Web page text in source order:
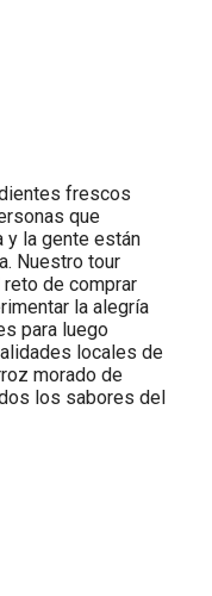
frescos
que
y la gente están
Nuestro tour
de comprar
la alegría
para luego
locales de
morado de
los sabores del